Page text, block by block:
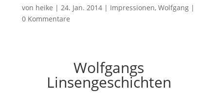
von heike | 24. Jan. 2014| Impressionen, Wolfgang|
0 Kommentare
Wolfgangs
Linsengeschichten